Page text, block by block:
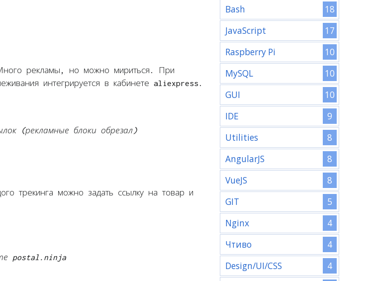
Bash
18
JavaScript
17
Raspberry Pi
10
MySQL
10
GUI
10
IDE
9
Utilities
8
AngularJS
8
VueJS
8
GIT
5
Nginx
4
Чтиво
4
Design/UI/CSS
4
рекламы, но можно мириться. При
интегрируется в кабинете aliexpress.
(рекламные блоки обрезал)
трекинга можно задать ссылку на товар и
postal.ninja